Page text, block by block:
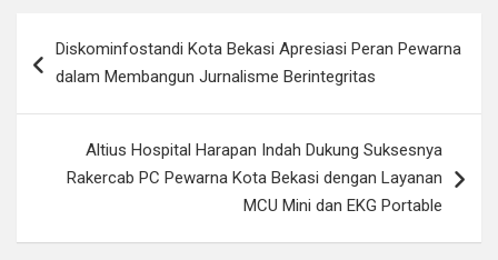
navigation
Diskominfostandi Kota Bekasi Apresiasi Peran Pewarna
dalam Membangun Jurnalisme Berintegritas
Altius Hospital Harapan Indah Dukung Suksesnya
Rakercab PC Pewarna Kota Bekasi dengan Layanan
MCU Mini dan EKG Portable